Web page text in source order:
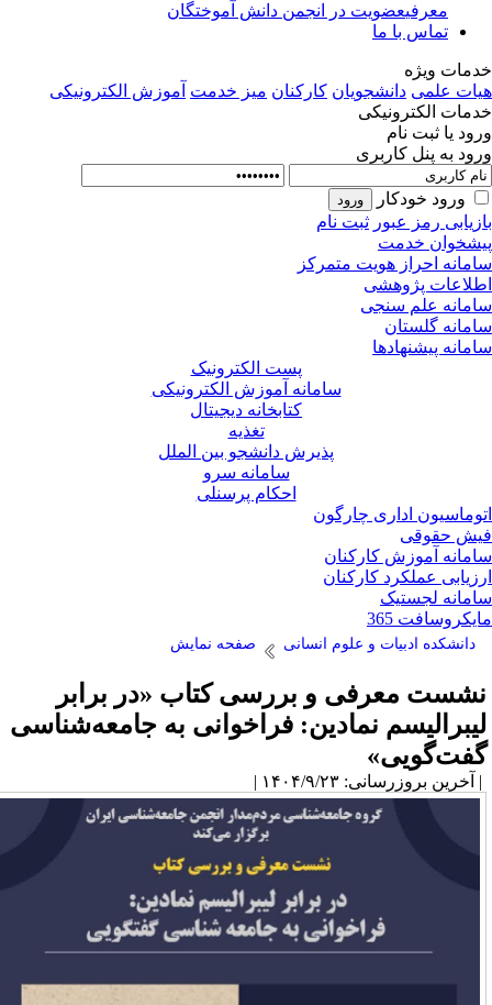
معرفیعضویت در انجمن دانش آموختگان
تماس با ما
ویژه
علمی دانشجویان کارکنان میز خدمت آموزش الکترونیکی
الکترونیکی
یا ثبت نام
به پنل کاربری
ورود خودکار
رمز عبور ثبت نام
خدمت
احراز هویت متمرکز
پژوهشی
علم سنجی
گلستان
پیشنهادها
پست الکترونیک
سامانه آموزش الکترونیکی
کتابخانه دیجیتال
تغذیه
پذیرش دانشجو بین الملل
سامانه سرو
احکام پرسنلی
اداری چارگون
حقوقی
آموزش کارکنان
عملکرد کارکنان
لجستیک
365
دانشکده ادبیات و علوم انسانی صفحه نمایش
معرفی و بررسی کتاب «در برابر
نمادین: فراخوانی به جامعه‌شناسی
بروزرسانی: ۱۴۰۴/۹/۲۳ |